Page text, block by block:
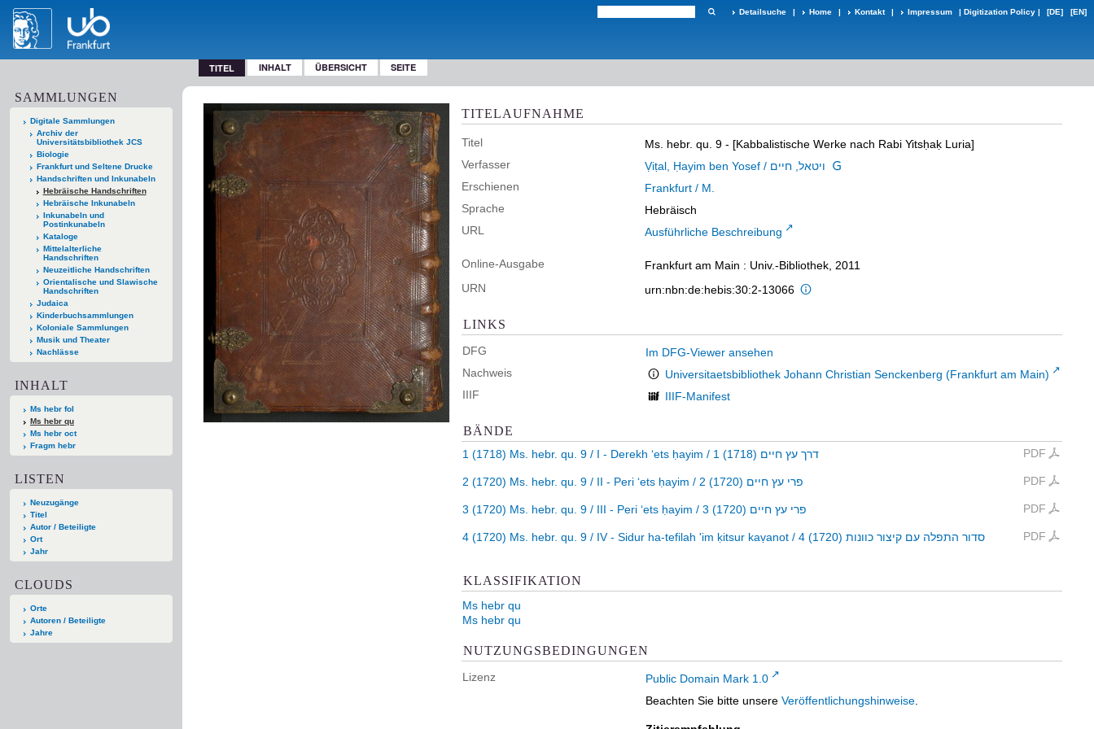
Detailsuche | Home | Kontakt | Impressum | Digitization Policy | [DE] [EN]
TITEL INHALT ÜBERSICHT SEITE
SAMMLUNGEN
Digitale Sammlungen
Archiv der
Universitätsbibliothek JCS
Biologie
Frankfurt und Seltene Drucke
Handschriften und Inkunabeln
Hebräische Handschriften
Hebräische Inkunabeln
Inkunabeln und
Postinkunabeln
Kataloge
Mittelalterliche
Handschriften
Neuzeitliche Handschriften
Orientalische und Slawische
Handschriften
Judaica
Kinderbuchsammlungen
Koloniale Sammlungen
Musik und Theater
Nachlässe
INHALT
Ms hebr fol
Ms hebr qu
Ms hebr oct
Fragm hebr
LISTEN
Neuzugänge
Titel
Autor / Beteiligte
Ort
Jahr
CLOUDS
Orte
Autoren / Beteiligte
Jahre
TITELAUFNAHME
Titel
Ms. hebr. qu. 9 - [Kabbalistische Werke nach Rabi Yitsḥaḳ Luria]
Verfasser
Ṿiṭal, Ḥayim ben Yosef / ויטאל, חיים
Erschienen
Frankfurt / M.
Sprache
Hebräisch
URL
Ausführliche Beschreibung
Online-Ausgabe
Frankfurt am Main : Univ.-Bibliothek, 2011
URN
urn:nbn:de:hebis:30:2-13066
LINKS
DFG
Im DFG-Viewer ansehen
Nachweis
Universitaetsbibliothek Johann Christian Senckenberg (Frankfurt am Main)
IIIF
IIIF-Manifest
BÄNDE
PDF
1 (1718) Ms. hebr. qu. 9 / I - Derekh ʻets ḥayim / 1 (1718) דרך עץ חיים
PDF
2 (1720) Ms. hebr. qu. 9 / II - Peri ʻets ḥayim / 2 (1720) פרי עץ חיים
PDF
3 (1720) Ms. hebr. qu. 9 / III - Peri ʻets ḥayim / 3 (1720) פרי עץ חיים
PDF
4 (1720) Ms. hebr. qu. 9 / IV - Sidur ha-tefilah ʹim ḳitsur kaṿanot / 4 (1720) סדור התפלה עם קיצור כוונות
KLASSIFIKATION
Ms hebr qu
Ms hebr qu
NUTZUNGSBEDINGUNGEN
Lizenz Public Domain Mark 1.0
Beachten Sie bitte unsere Veröffentlichungshinweise